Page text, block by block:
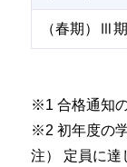
（春期）Ⅲ期
※1 合格通知
※2 初年度の
注） 定員に達